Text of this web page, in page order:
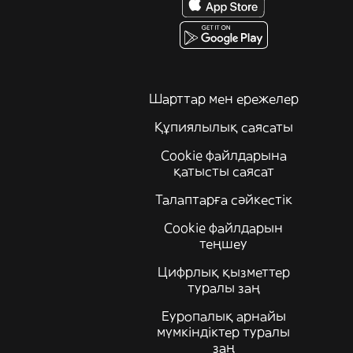
Шарттар мен ережелер
Құпиялылық саясаты
Cookie файлдарына
қатысты саясат
Талаптарға сәйкестік
Cookie файлдарын
теңшеу
Цифрлық қызметтер
туралы заң
Еуропалық арнайы
мүмкіндіктер туралы
заң